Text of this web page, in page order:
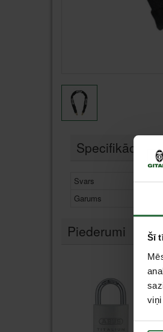
Šī
Specifikācija
Svars
Garums
Piederumi